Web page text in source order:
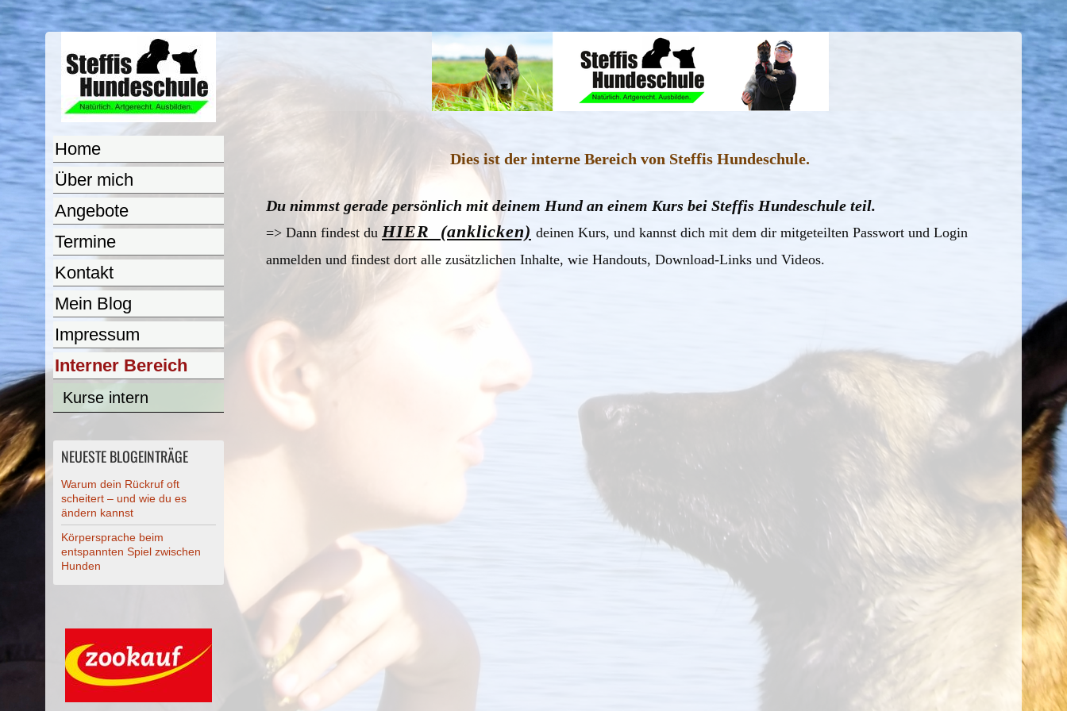
Home
Über mich
Angebote
Termine
Kontakt
Mein Blog
Impressum
Interner Bereich
Kurse intern
NEUESTE BLOGEINTRÄGE
Warum dein Rückruf oft
scheitert – und wie du es
ändern kannst
Körpersprache beim
entspannten Spiel zwischen
Hunden
Dies ist der interne Bereich von Steffis Hundeschule.
Du nimmst gerade persönlich mit deinem Hund an einem Kurs bei Steffis Hundeschule teil.
=> Dann findest du HIER (anklicken) deinen Kurs, und kannst dich mit dem dir mitgeteilten Passwort und Login
anmelden und findest dort alle zusätzlichen Inhalte, wie Handouts, Download-Links und Videos.